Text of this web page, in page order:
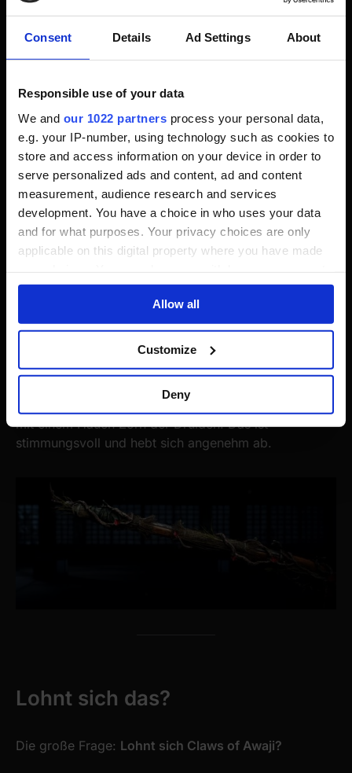
Consent Details Ad Settings About
Responsible use of your data
We and our 1022 partners process your personal data,
e.g. your IP-number, using technology such as cookies to
store and access information on your device in order to
serve personalized ads and content, ad and content
measurement, audience research and services
development. You have a choice in who uses your data
and for what purposes. Your privacy choices are only
applicable on this digital property where you have made
any time from the Cookie Declaration or by clicking on
If you allow, we would also like to:
Collect information about your geographical
specific characteristics (fingerprinting)
We use cookies to personalise content and ads, to
provide social media features and to analyse our traffic.
We also share information about your use of our site with
Allow all
Customize
Deny
Dichte statt Fläche
Die Map von Awaji ist nicht riesig – aber sie ist
kompakt und vollgestopft mit Ereignissen. Ubisoft
Bordeaux hat hier versucht, die Spielwelt dichter zu
zahlt sich aus. Fast jeder Schritt führt zu einem Event,
einem Gegner oder einer spannenden Location.
Optisch erinnert vieles an die Hauptinsel, aber es gibt
auch Unterschiede – vor allem in speziell gestalteten
Gebieten, wo das Team kreativ mit Licht, Wetter und
Atmosphäre spielt. Einige Orte wirken fast hexenhaft,
mit einem Hauch Zorn der Druiden. Das ist
stimmungsvoll und hebt sich angenehm ab.
Lohnt sich das?
Die große Frage: Lohnt sich Claws of Awaji?